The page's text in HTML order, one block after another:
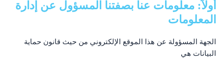
أولاً: معلومات عنا بصفتنا المسؤول عن إدارة
المعلومات
الجهة المسؤولة عن هذا الموقع الإلكتروني من حيث قانون حماية
البيانات هي